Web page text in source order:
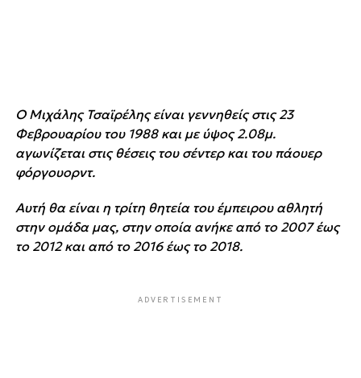
Ο Μιχάλης Τσαϊρέλης είναι γεννηθείς στις 23
Φεβρουαρίου του 1988 και με ύψος 2.08μ.
αγωνίζεται στις θέσεις του σέντερ και του πάουερ
φόργουορντ.
Αυτή θα είναι η τρίτη θητεία του έμπειρου αθλητή
στην ομάδα μας, στην οποία ανήκε από το 2007 έως
το 2012 και από το 2016 έως το 2018.
ADVERTISEMENT